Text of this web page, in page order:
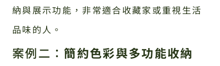
納與展示功能，非常適合收藏家或重視生活
品味的人。
案例二： 簡約色彩與多功能收納